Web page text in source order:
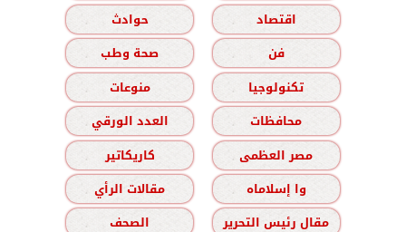
اقتصاد
حوادث
فن
صحة وطب
تكنولوجيا
منوعات
محافظات
العدد الورقي
مصر العظمى
كاريكاتير
وا إسلاماه
مقالات الرأي
مقال رئيس التحرير
الصحف